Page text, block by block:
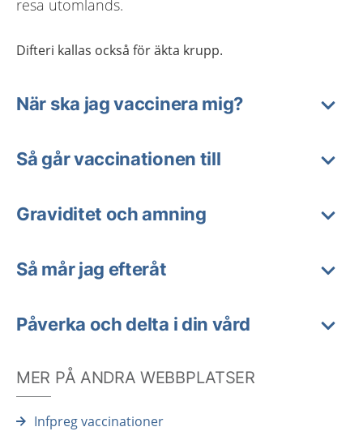
resa utomlands.
Difteri kallas också för äkta krupp.
När ska jag vaccinera mig?
Så går vaccinationen till
Graviditet och amning
Så mår jag efteråt
Påverka och delta i din vård
MER PÅ ANDRA WEBBPLATSER
Infpreg vaccinationer